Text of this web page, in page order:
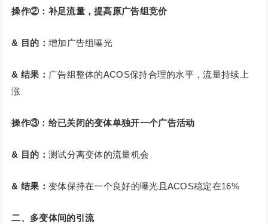
操作②：补足流量，提高原广告组竞价
& 目的： 增加广告组曝光
& 结果： 广告组整体的ACOS保持合理的水平，流量持续上
涨
操作③：给已关闭的变体单独开一个广告活动
& 目的： 测试分离变体的流量机会
& 结果： 变体保持在一个良好的曝光且ACOS稳定在16%
二、多变体间的引流